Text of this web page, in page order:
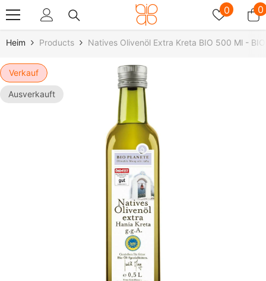
0 00
Heim Products Natives Olivenöl Extra Kreta BIO 500 Ml -
Verkauf
Ausverkauft